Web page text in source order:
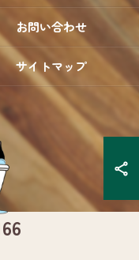
お問い合わせ
サイトマップ